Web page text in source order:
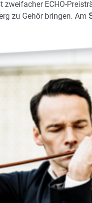
ECHO-
zu Gehör bringen. Am